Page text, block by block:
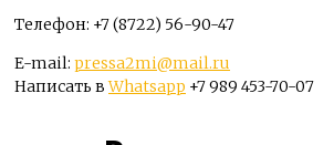
Телефон: +7 (8722) 56-90-47
E-mail: pressa2mi@mail.ru
Написать вWhatsapp +7 989 453-70-07